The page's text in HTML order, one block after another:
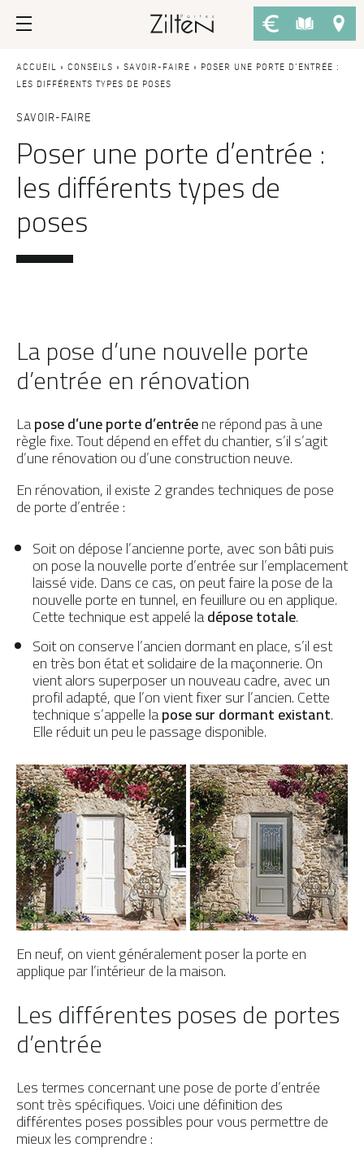
Nos portes d’entrée
PAR TYPE
Porte d’entrée
Porte de service
Porte grand trafic
Porte d'entrée sur-mesure
PAR STYLE
Portes d’entrée vitrées
PAR MATÉRIAU
Portes d’entrée Aluminium
Portes d'entrée Acier
Portes d'entrée PVC
Portes d'entrée Mixte
Portes d’entrée Bois
Conseils
LE CHOIX
Savoir-faire
Design
Inspirations
LES ATOUTS
Performances
L'ENTRETIEN
Préserver ma porte
ACCUEIL » CONSEILS » SAVOIR-FAIRE » POSER UNE PORTE D’ENTRÉE :
LES DIFFÉRENTS TYPES DE POSES
SAVOIR-FAIRE
Poser une porte d’entrée :
les différents types de
poses
La pose d’une nouvelle porte
d’entrée en rénovation
Lapose d’une porte d’entréene répond pas à une
règle fixe. Tout dépend en effet du chantier, s’il s’agit
d’une rénovation ou d’une construction neuve.
En rénovation, il existe 2 grandes techniques de pose
de porte d’entrée :
Soit on dépose l’ancienne porte, avec son bâti puis
on pose la nouvelle porte d’entrée sur l’emplacement
laissé vide. Dans ce cas, on peut faire la pose de la
nouvelle porte en tunnel, en feuillure ou en applique.
Cette technique est appelé ladépose totale.
Soit on conserve l’ancien dormant en place, s’il est
en très bon état et solidaire de la maçonnerie. On
vient alors superposer un nouveau cadre, avec un
profil adapté, que l’on vient fixer sur l’ancien. Cette
technique s’appelle lapose sur dormant existant.
Elle réduit un peu le passage disponible.
En neuf, on vient généralement poser la porte en
applique par l’intérieur de la maison.
Les différentes poses de portes
d’entrée
Les termes concernant une pose de porte d’entrée
sont très spécifiques. Voici une définition des
différentes poses possibles pour vous permettre de
mieux les comprendre :